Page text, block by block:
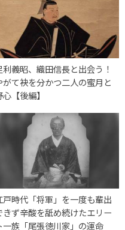
利義昭、織田信長と出会う！
がて袂を分かつ二人の蜜月と
心【後編】
戸時代「将軍」を一度も輩出
きず辛酸を舐め続けたエリー
一族「尾張徳川家」の運命